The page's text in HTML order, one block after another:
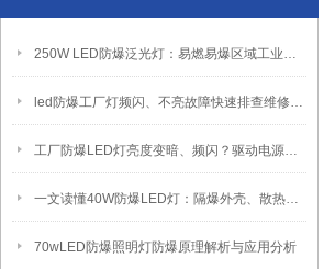
250W LED防爆泛光灯：易燃易爆区域工业固定照明装置
led防爆工厂灯频闪、不亮故障快速排查维修方法
工厂防爆LED灯亮度变暗、频闪？驱动电源故障检修方法
一文读懂40W防爆LED灯：隔爆外壳、散热、防爆认证原理
70wLED防爆照明灯防爆原理解析与应用分析